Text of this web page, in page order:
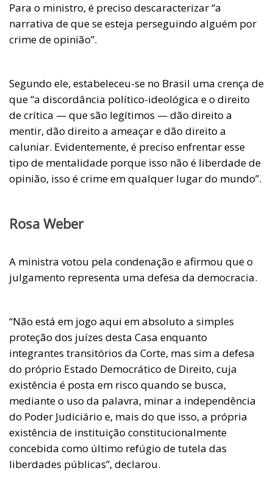
Para o ministro, é preciso descaracterizar “a
narrativa de que se esteja perseguindo alguém por
crime de opinião”.
Segundo ele, estabeleceu-se no Brasil uma crença de
que “a discordância político-ideológica e o direito
de crítica — que são legítimos — dão direito a
mentir, dão direito a ameaçar e dão direito a
caluniar. Evidentemente, é preciso enfrentar esse
tipo de mentalidade porque isso não é liberdade de
opinião, isso é crime em qualquer lugar do mundo”.
Rosa Weber
A ministra votou pela condenação e afirmou que o
julgamento representa uma defesa da democracia.
“Não está em jogo aqui em absoluto a simples
proteção dos juízes desta Casa enquanto
integrantes transitórios da Corte, mas sim a defesa
do próprio Estado Democrático de Direito, cuja
existência é posta em risco quando se busca,
mediante o uso da palavra, minar a independência
do Poder Judiciário e, mais do que isso, a própria
existência de instituição constitucionalmente
concebida como último refúgio de tutela das
liberdades públicas”, declarou.